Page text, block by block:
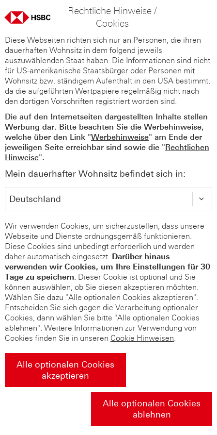
Rechtliche Hinweise /
Cookies
Diese Webseiten richten sich nur an Personen, die ihren
dauerhaften Wohnsitz in dem folgend jeweils
auszuwählenden Staat haben. Die Informationen sind nicht
für US-amerikanische Staatsbürger oder Personen mit
Wohnsitz bzw. ständigem Aufenthalt in den USA bestimmt,
da die aufgeführten Wertpapiere regelmäßig nicht nach
den dortigen Vorschriften registriert worden sind.
Die auf den Internetseiten dargestellten Inhalte stellen
Werbung dar. Bitte beachten Sie die Werbehinweise,
welche über den Link "Werbehinweise" am Ende der
jeweiligen Seite erreichbar sind sowie die "Rechtlichen
Hinweise".
Mein dauerhafter Wohnsitz befindet sich in:
Wir verwenden Cookies, um sicherzustellen, dass unsere
Webseite und Dienste ordnungsgemäß funktionieren.
Diese Cookies sind unbedingt erforderlich und werden
daher automatisch eingesetzt. Darüber hinaus
verwenden wir Cookies, um Ihre Einstellungen für 30
Tage zu speichern. Dieser Cookie ist optional und Sie
können auswählen, ob Sie diesen akzeptieren möchten.
Wählen Sie dazu "Alle optionalen Cookies akzeptieren".
Entscheiden Sie sich gegen die Verarbeitung optionaler
Cookies, dann wählen Sie bitte "Alle optionalen Cookies
ablehnen". Weitere Informationen zur Verwendung von
Cookies finden Sie in unseren Cookie Hinweisen.
Alle optionalen Cookies
akzeptieren
Alle optionalen Cookies
ablehnen